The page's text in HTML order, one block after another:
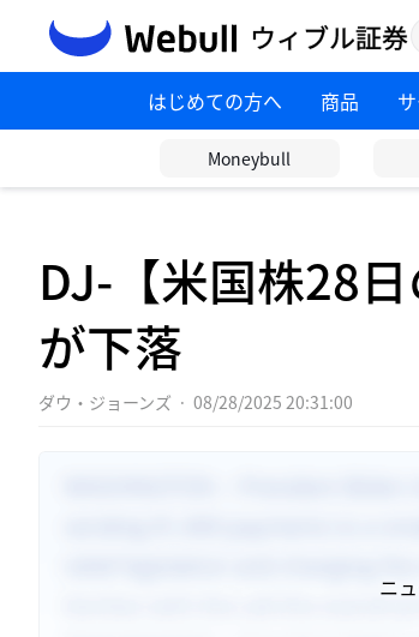
はじめての方へ 商品
Moneybull
DJ-【米国株28
が下落
ダウ・ジョーンズ · 08/28/2025 20:31:00
ニ